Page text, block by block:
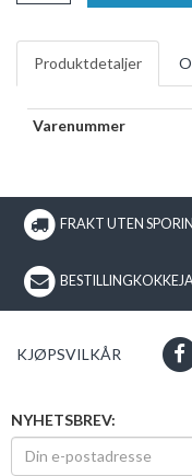
Produktdetaljer
Varenummer
FRAKT UTEN
KJØPSVILKÅR
NYHETSBREV: